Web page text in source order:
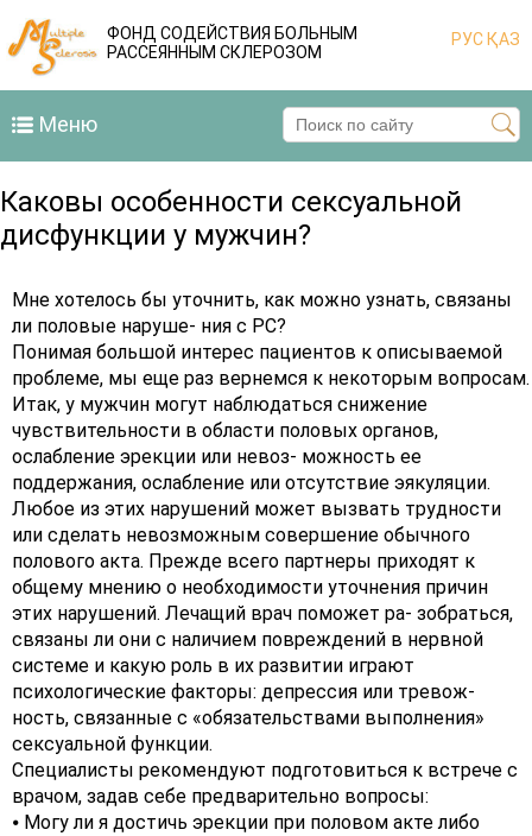
ФОНД СОДЕЙСТВИЯ БОЛЬНЫМ
РАССЕЯННЫМ СКЛЕРОЗОМ
РУСҚАЗ
Меню
Каковы особенности сексуальной
дисфункции у мужчин?
Мне хотелось бы уточнить, как можно узнать, связаны
ли половые наруше- ния с РС?
Понимая большой интерес пациентов к описываемой
проблеме, мы еще раз вернемся к некоторым вопросам.
Итак, у мужчин могут наблюдаться снижение
чувствительности в области половых органов,
ослабление эрекции или невоз- можность ее
поддержания, ослабление или отсутствие эякуляции.
Любое из этих нарушений может вызвать трудности
или сделать невозможным совершение обычного
полового акта. Прежде всего партнеры приходят к
общему мнению о необходимости уточнения причин
этих нарушений. Лечащий врач поможет ра- зобраться,
связаны ли они с наличием повреждений в нервной
системе и какую роль в их развитии играют
психологические факторы: депрессия или тревож-
ность, связанные с «обязательствами выполнения»
сексуальной функции.
Специалисты рекомендуют подготовиться к встрече с
врачом, задав себе предварительно вопросы:
⦁ Могу ли я достичь эрекции при половом акте либо